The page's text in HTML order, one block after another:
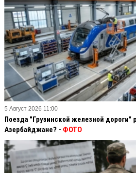
5 Август 2026 11:00
Поезда "Грузинской железной дороги"
Азербайджане? - ФОТО